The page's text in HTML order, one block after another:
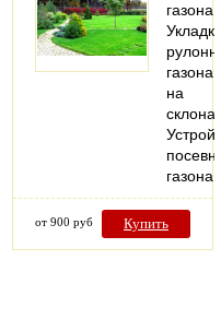
газона
Укладка
газона
на
склонах
газона
от 900 руб Купить